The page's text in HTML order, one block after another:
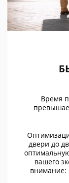
Время
двери до
вашего
внимание: